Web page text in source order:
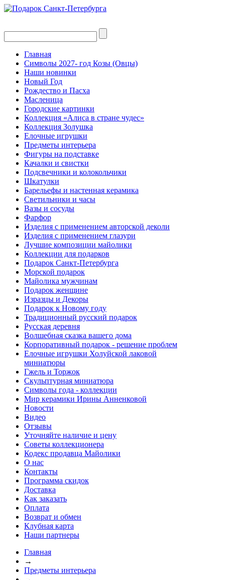
Главная
Символы 2027- год Козы (Овцы)
Наши новинки
Новый Год
Рождество и Пасха
Масленица
Городские картинки
Коллекция «Алиса в стране чудес»
Коллекция Золушка
Елочные игрушки
Предметы интерьера
Фигуры на подставке
Качалки и свистки
Подсвечники и колокольчики
Шкатулки
Барельефы и настенная керамика
Светильники и часы
Вазы и сосуды
Фарфор
Изделия с применением авторской деколи
Изделия с применением глазури
Лучшие композиции майолики
Коллекции для подарков
Подарок Санкт-Петербурга
Морской подарок
Майолика мужчинам
Подарок женщине
Изразцы и Декоры
Подарок к Новому году
Традиционный русский подарок
Русская деревня
Волшебная сказка вашего дома
Корпоративный подарок - решение проблем
Елочные игрушки Холуйской лаковой
миниатюры
Гжель и Торжок
Скульптурная миниатюра
Символы года - коллекции
Мир керамики Ирины Анненковой
Новости
Видео
Отзывы
Уточняйте наличие и цену
Советы коллекционера
Кодекс продавца Майолики
О нас
Контакты
Программа скидок
Доставка
Как заказать
Оплата
Возврат и обмен
Клубная карта
Наши партнеры
Главная
→
Предметы интерьера